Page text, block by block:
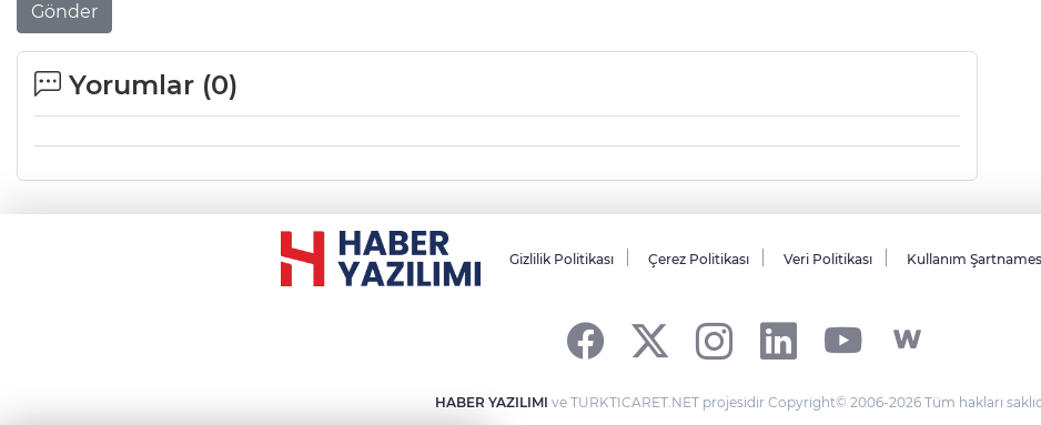
Gönder
Yorumlar (0)
Gizlilik Politikası Çerez Politikası Veri Politikası Kullanım
HABER YAZILIMI ve TURKTICARET.NET projesidir Copyright© 2006-2026 Tüm hakları